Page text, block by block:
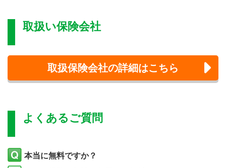
取扱い保険会社
取扱保険会社の詳細はこちら
よくあるご質問
本当に無料ですか？